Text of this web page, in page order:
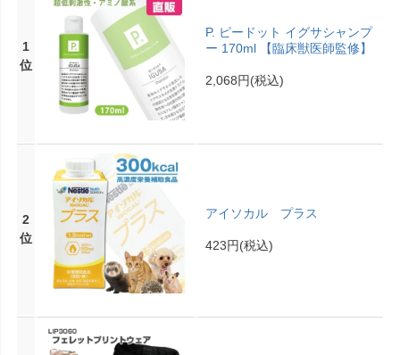
1
位
P. ピードット イグサシャンプ
ー 170ml 【臨床獣医師監修】
2,068円(税込)
2
位
アイソカル プラス
423円(税込)